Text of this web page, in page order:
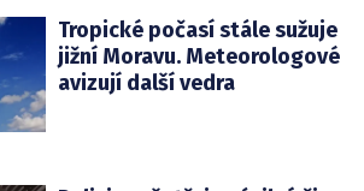
Tropické počasí stále sužuje
jižní Moravu. Meteorologové
avizují další vedra